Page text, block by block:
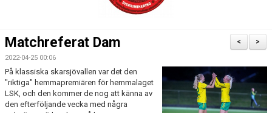
TRUPPEN
BILDGALLERI
DOKUMENT
>
<
Matchreferat Dam
2022-04-25 00:06
På klassiska skarsjövallen var det den
"riktiga" hemmapremiären för hemmalaget
LSK, och den kommer de nog att känna av
den efterföljande vecka med några